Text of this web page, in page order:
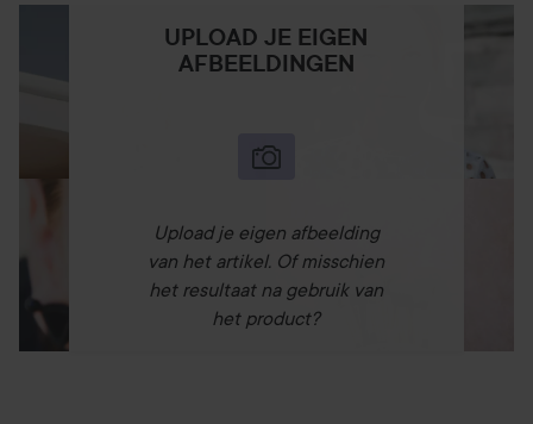
UPLOAD JE EIGEN
AFBEELDINGEN
Upload je eigen afbeelding
van het artikel. Of misschien
het resultaat na gebruik van
het product?